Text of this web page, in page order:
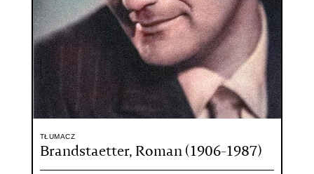
TŁUMACZ
Brandstaetter, Roman (1906-1987)